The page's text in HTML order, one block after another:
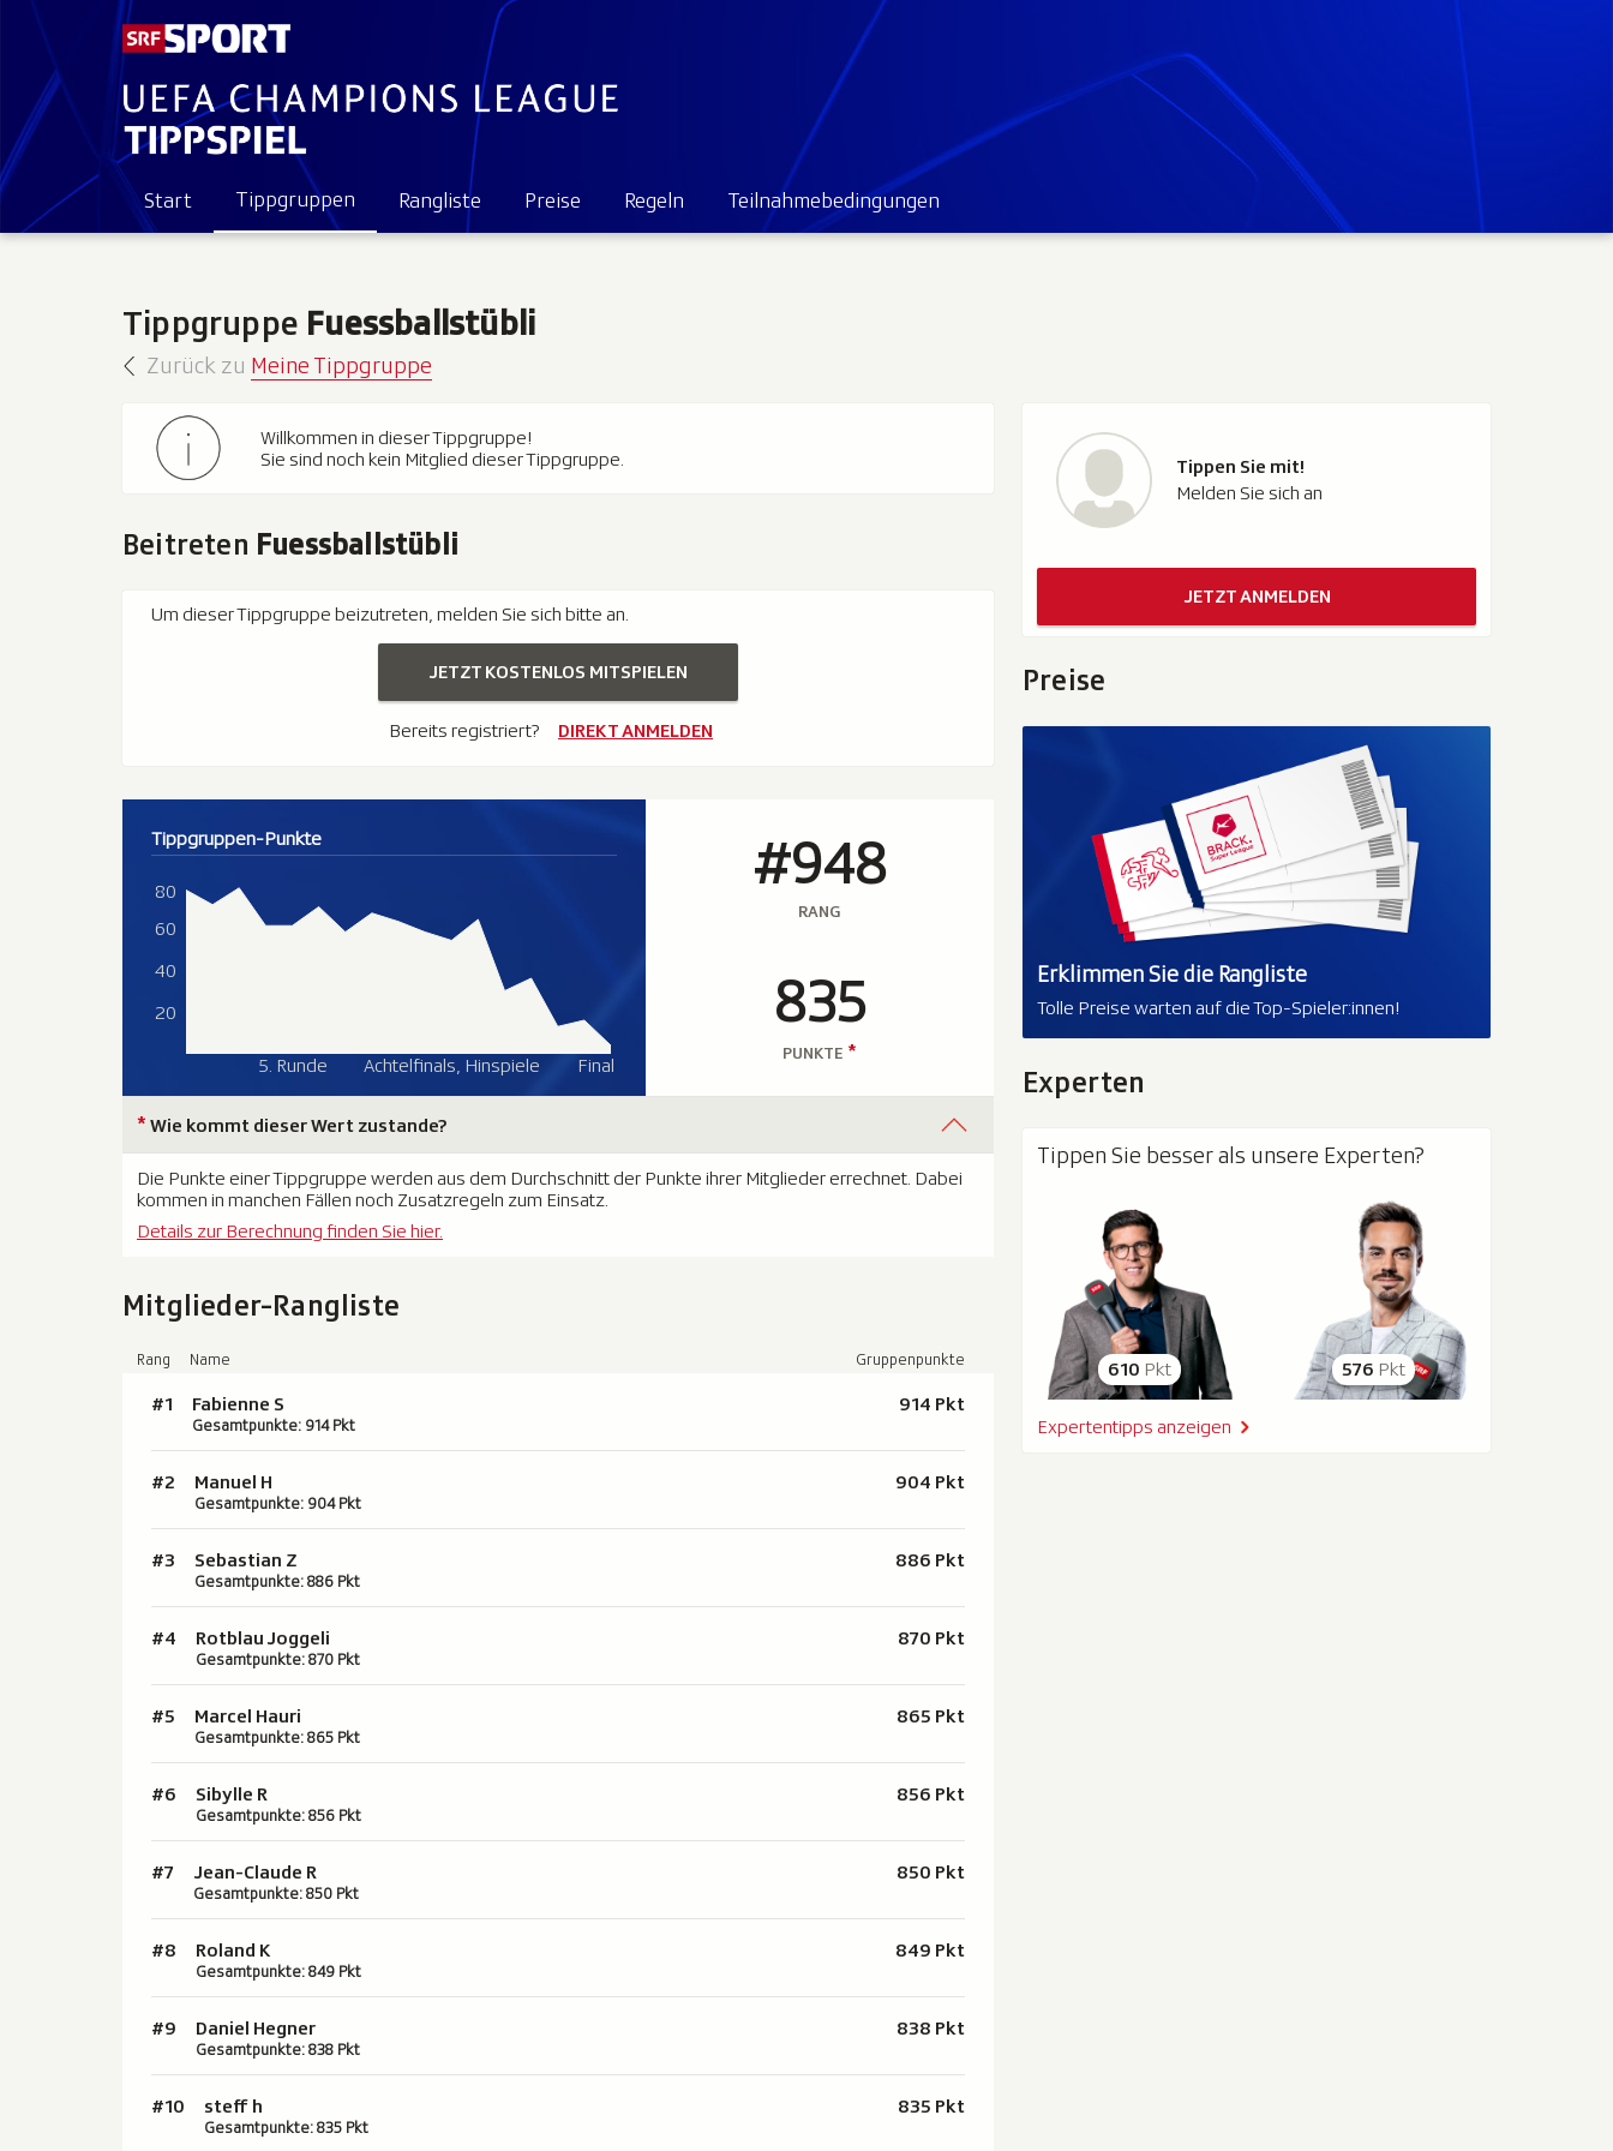
Start Tippgruppen Rangliste Preise Regeln Teilnahmebedingungen
Tippgruppe Fuessballstübli
Zurück zu Meine Tippgruppe
Willkommen in dieser Tippgruppe!
Sie sind noch kein Mitglied dieser Tippgruppe.
Beitreten Fuessballstübli
Um dieser Tippgruppe beizutreten, melden Sie sich bitte an.
JETZT KOSTENLOS MITSPIELEN
Bereits registriert? DIREKT ANMELDEN
Tippgruppen-Punkte
5. Runde Achtelfinals, Hinspiele Final
20
40
60
80 #948
RANG
835
PUNKTE *
* Wie kommt dieser Wert zustande?
Die Punkte einer Tippgruppe werden aus dem Durchschnitt der Punkte ihrer Mitglieder errechnet. Dabei
kommen in manchen Fällen noch Zusatzregeln zum Einsatz.
Details zur Berechnung finden Sie hier.
Mitglieder-Rangliste
Rang Name Gruppenpunkte
#1
Gesamtpunkte: 914 Pkt
Fabienne S 914 Pkt
#2
Gesamtpunkte: 904 Pkt
Manuel H 904 Pkt
#3
Gesamtpunkte: 886 Pkt
Sebastian Z 886 Pkt
#4
Gesamtpunkte: 870 Pkt
Rotblau Joggeli 870 Pkt
#5
Gesamtpunkte: 865 Pkt
Marcel Hauri 865 Pkt
#6
Gesamtpunkte: 856 Pkt
Sibylle R 856 Pkt
#7
Gesamtpunkte: 850 Pkt
Jean-Claude R 850 Pkt
#8
Gesamtpunkte: 849 Pkt
Roland K 849 Pkt
#9
Gesamtpunkte: 838 Pkt
Daniel Hegner 838 Pkt
#10
Gesamtpunkte: 835 Pkt
steff h 835 Pkt
Tippen Sie mit!
Melden Sie sich an
JETZT ANMELDEN
Preise
Erklimmen Sie die Rangliste
Tolle Preise warten auf die Top-Spieler:innen!
Experten
610 Pkt 576 Pkt
Tippen Sie besser als unsere Experten?
Expertentipps anzeigen